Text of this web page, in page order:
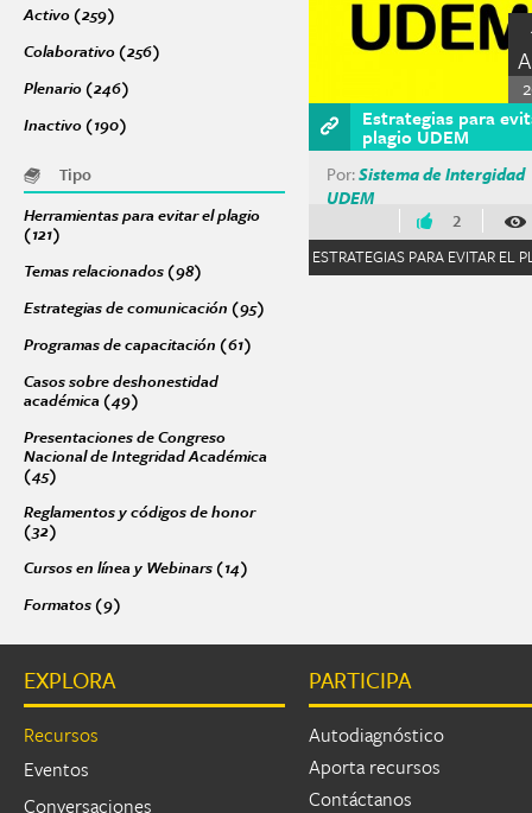
Activo (259)
Colaborativo (256)
Plenario (246)
Inactivo (190)
Tipo
Herramientas para evitar el plagio
(121) Apply Herramientas para evitar el plagio filter
Temas relacionados (98) Apply Temas relacionados filter
Estrategias de comunicación (95)
Programas de capacitación (61)
Casos sobre deshonestidad
académica (49)
Presentaciones de Congreso
Nacional de Integridad Académica
(45)
Reglamentos y códigos de honor
(32)
Cursos en línea y Webinars (14)
Formatos (9)
Estrategias para
plagio UDEM
Por:Sistema de Intergidad
UDEM
2
ESTRATEGIAS PARA EVITAR EL
EXPLORA
Recursos
Eventos
Conversaciones
PARTICIPA
Autodiagnóstico
Aporta recursos
Contáctanos